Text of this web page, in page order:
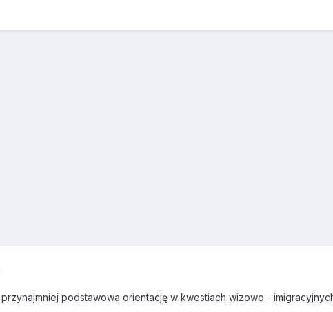
podstawowa orientację w kwestiach wizowo -